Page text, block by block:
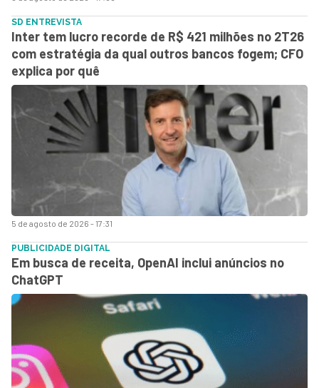
5 de agosto de 2026 - 17:31
SD ENTREVISTA
Inter tem lucro recorde de R$ 421 milhões no 2T26
com estratégia da qual outros bancos fogem; CFO
explica por quê
PUBLICIDADE DIGITAL
Em busca de receita, OpenAI inclui anúncios no
ChatGPT